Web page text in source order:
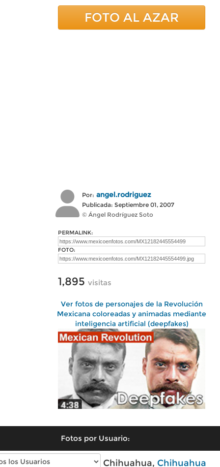
FOTO AL AZAR
Por: angel.rodriguez
Publicada: Septiembre 01, 2007
© Ángel Rodríguez Soto
PERMALINK:
FOTO:
1,895 visitas
Ver fotos de personajes de la Revolución
Mexicana coloreadas y animadas mediante
inteligencia artificial (deepfakes)
Fotos por Usuario:
Fotos modernas de Chihuahua, Chihuahua